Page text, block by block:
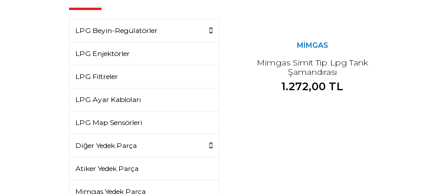
LPG Beyin-Regülatörler
LPG Enjektörler
LPG Filtreler
LPG Ayar Kabloları
LPG Map Sensörleri
Diğer Yedek Parça
Atiker Yedek Parça
Mimgas Yedek Parça
MIMGAS
Mimgas Simit Tip Lpg Tank
Şamandırası
1.272,00 TL